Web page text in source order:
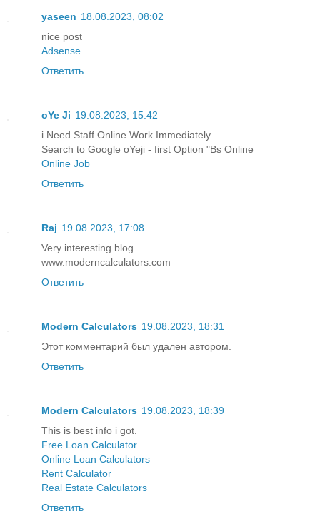
yaseen 18.08.2023, 08:02
nice post
Adsense
Ответить
oYe Ji 19.08.2023, 15:42
i Need Staff Online Work Immediately
Search to Google oYeji - first Option "Bs Online
Online Job
Ответить
Raj 19.08.2023, 17:08
Very interesting blog
www.moderncalculators.com
Ответить
Modern Calculators 19.08.2023, 18:31
Этот комментарий был удален автором.
Ответить
Modern Calculators 19.08.2023, 18:39
This is best info i got.
Free Loan Calculator
Online Loan Calculators
Rent Calculator
Real Estate Calculators
Ответить